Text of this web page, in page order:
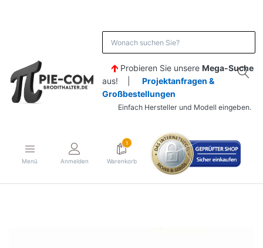
Probieren Sie unsere Mega-Suche
aus! | Projektanfragen &
Großbestellungen
Einfach Hersteller und Modell eingeben.
Menü Anmelden
1
Warenkorb